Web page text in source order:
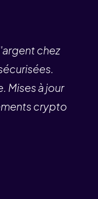
chez
Mises à jour
crypto